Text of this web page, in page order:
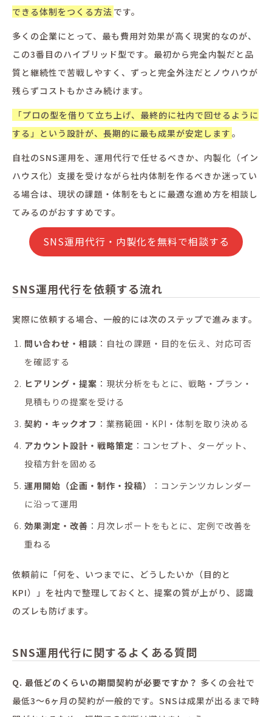
できる体制をつくる方法 です。
多くの企業にとって、最も費用対効果が高く現実的なのが、
この3番目のハイブリッド型です。最初から完全内製だと品
質と継続性で苦戦しやすく、ずっと完全外注だとノウハウが
残らずコストもかさみ続けます。
「プロの型を借りて立ち上げ、最終的に社内で回せるように
する」という設計が、長期的に最も成果が安定します 。
自社のSNS運用を、運用代行で任せるべきか、内製化（イン
ハウス化）支援を受けながら社内体制を作るべきか迷ってい
る場合は、現状の課題・体制をもとに最適な進め方を相談し
てみるのがおすすめです。
SNS運用代行・内製化を無料で相談する
SNS運用代行を依頼する流れ
実際に依頼する場合、一般的には次のステップで進みます。
問い合わせ・相談 ：自社の課題・目的を伝え、対応可否
を確認する
ヒアリング・提案 ：現状分析をもとに、戦略・プラン・
見積もりの提案を受ける
契約・キックオフ ：業務範囲・KPI・体制を取り決める
アカウント設計・戦略策定 ：コンセプト、ターゲット、
投稿方針を固める
運用開始（企画・制作・投稿）
：コンテンツカレンダー
に沿って運用
効果測定・改善 ：月次レポートをもとに、定例で改善を
重ねる
依頼前に「何を、いつまでに、どうしたいか（目的と
KPI）」を社内で整理しておくと、提案の質が上がり、認識
のズレも防げます。
SNS運用代行に関するよくある質問
Q. 最低どのくらいの期間契約が必要ですか？ 多くの会社で
最低3〜6ヶ月の契約が一般的です。SNSは成果が出るまで時